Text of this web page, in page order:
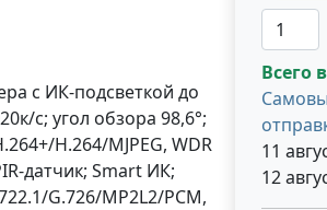
c ИК-подсветкой до
с; угол обзора 98,6°;
H.264/MJPEG, WDR
датчик; Smart ИК;
G.726/MP2L2/PCM,
Всего
11
12